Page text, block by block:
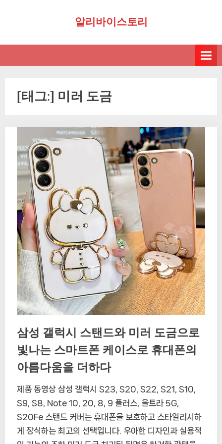
알리바이스토리
[태그:] 미러 도금
삼성 갤럭시 스탠드와 미러 도금으로
빛나는 스마트폰 케이스로 휴대폰의
아름다움을 더하다
제품 동영상 삼성 갤럭시 S23, S20, S22, S21, S10,
S9, S8, Note 10, 20, 8, 9 플러스, 울트라 5G,
S20Fe 스탠드 커버는 휴대폰을 보호하고 스타일리시하
게 장식하는 최고의 선택입니다. 우아한 디자인과 실용적